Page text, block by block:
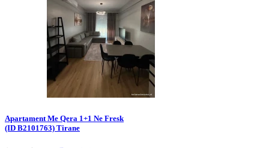
Apartament Me Qera 1+1 Ne Fresk
(ID B2101763) Tirane